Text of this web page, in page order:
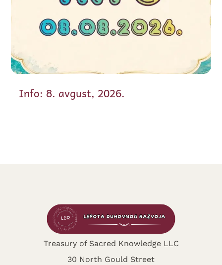
Info: 8. avgust, 2026.
Treasury of Sacred Knowledge LLC
30 North Gould Street